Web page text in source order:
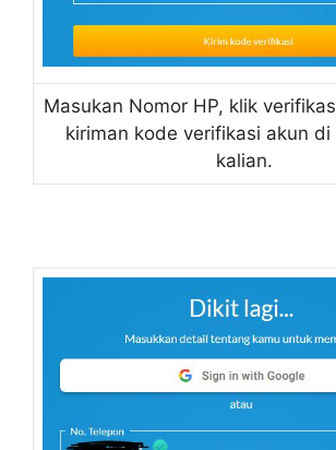
Masukan Nomor HP, klik
kiriman kode verifikasi akun di
kalian.